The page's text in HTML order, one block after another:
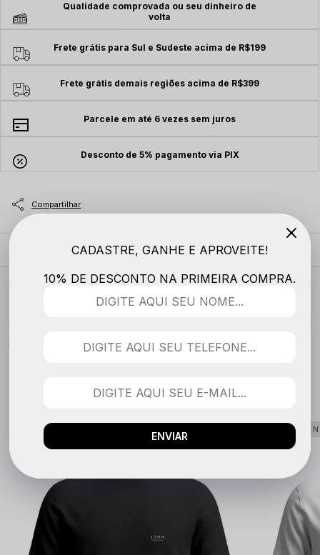
Qualidade comprovada ou seu dinheiro de
volta
Frete grátis para Sul e Sudeste acima de R$199
Frete grátis demais regiões acima de R$399
Parcele em até 6 vezes sem juros
Desconto de 5% pagamento via PIX
MODELO VESTE
DESCRIÇÃO COMPLETA
Nenhuma avaliação cadastrada para esse produto.
QUEM COMPROU VIU TAMBÉM
LANÇAMENTO
CADASTRE, GANHE E APROVEITE!
10% DE DESCONTO NA PRIMEIRA COMPRA.
ENVIAR